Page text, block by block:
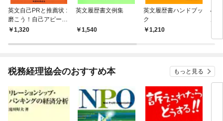
英文自己PRと推薦状 :
磨こう！自己アピール
力1,320
英文履歴書文例集
1,540
英文履歴書ハンドブッ
ク
1,210
心
戦
税務経理協会のおすすめ本 もっと見る